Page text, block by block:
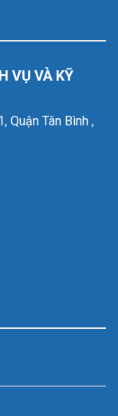
VỤ VÀ KỸ
Quận Tân Bình ,